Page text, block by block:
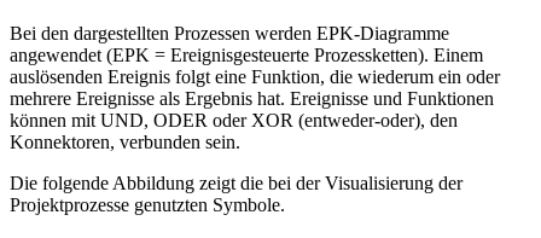
Bei den dargestellten Prozessen werden EPK-Diagramme
angewendet (EPK = Ereignisgesteuerte Prozessketten). Einem
auslösenden Ereignis folgt eine Funktion, die wiederum ein oder
mehrere Ereignisse als Ergebnis hat. Ereignisse und Funktionen
können mit UND, ODER oder XOR (entweder-oder), den
Konnektoren, verbunden sein.
Die folgende Abbildung zeigt die bei der Visualisierung der
Projektprozesse genutzten Symbole.